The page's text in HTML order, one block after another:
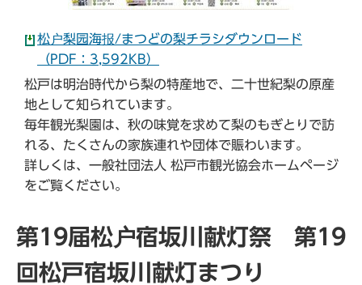
松户梨园海报/まつどの梨チラシダウンロード
（PDF：3,592KB）
松戸は明治時代から梨の特産地で、二十世紀梨の原産
地として知られています。
毎年観光梨園は、秋の味覚を求めて梨のもぎとりで訪
れる、たくさんの家族連れや団体で賑わいます。
詳しくは、一般社団法人 松戸市観光協会ホームページ
をご覧ください。
第19届松户宿坂川献灯祭 第19
回松戸宿坂川献灯まつり